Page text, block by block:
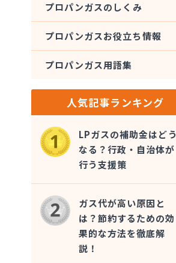
プロパンガスのしくみ
プロパンガスお役立ち情報
プロパンガス用語集
人気記事ランキング
LPガスの補助金はどう
なる？行政・自治体が
行う支援策
ガス代が高い原因と
は？節約するための効
果的な方法を徹底解
説！